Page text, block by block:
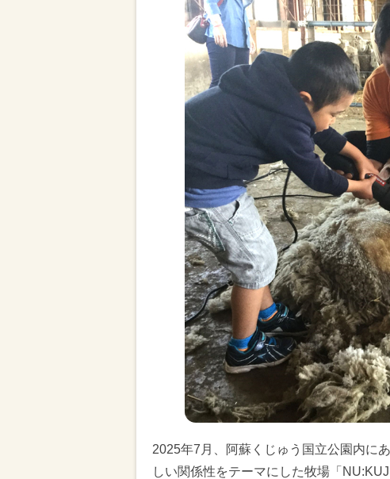
2025年7月、阿蘇くじゅう国立公園内に
しい関係性をテーマにした牧場「